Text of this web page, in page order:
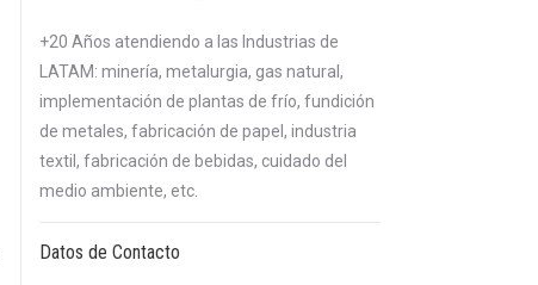
+20 Años atendiendo a las Industrias de
LATAM: minería, metalurgia, gas natural,
implementación de plantas de frío, fundición
de metales, fabricación de papel, industria
textil, fabricación de bebidas, cuidado del
medio ambiente, etc.
Datos de Contacto